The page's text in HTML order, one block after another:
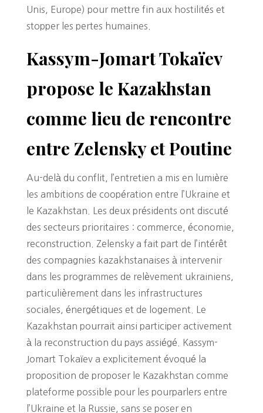
Unis, Europe) pour mettre fin aux hostilités et
stopper les pertes humaines.
Kassym-Jomart Tokaïev
propose le Kazakhstan
comme lieu de rencontre
entre Zelensky et Poutine
Au-delà du conflit, l’entretien a mis en lumière
les ambitions de coopération entre l’Ukraine et
le Kazakhstan. Les deux présidents ont discuté
des secteurs prioritaires : commerce, économie,
reconstruction. Zelensky a fait part de l’intérêt
des compagnies kazakhstanaises à intervenir
dans les programmes de relèvement ukrainiens,
particulièrement dans les infrastructures
sociales, énergétiques et de logement. Le
Kazakhstan pourrait ainsi participer activement
à la reconstruction du pays assiégé. Kassym-
Jomart Tokaïev a explicitement évoqué la
proposition de proposer le Kazakhstan comme
plateforme possible pour les pourparlers entre
l’Ukraine et la Russie, sans se poser en